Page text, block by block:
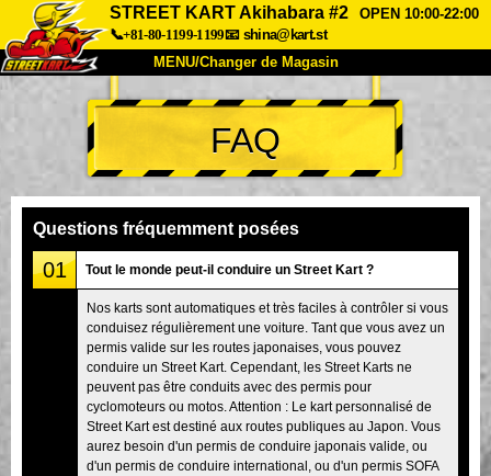
STREET KART Akihabara #2
OPEN 10:00-22:00
📞+81-80-1199-1199📧 shina@kart.st
MENU/Changer de Magasin
ACCUEIL
À Propos Caractéristiques Tarifs
Entreprise Réservation
Tokyo Shinagawa Tokyo Akihabara#1
Tokyo Akihabara#2 Tokyo Shibuya
Tokyo Shibuya Annexe Baie de Tokyo
Tokyo Asakusa Osaka
Okinawa
FAQ
Questions fréquemment posées
01 Tout le monde peut-il conduire un Street Kart ?
Nos karts sont automatiques et très faciles à contrôler si vous
conduisez régulièrement une voiture. Tant que vous avez un
permis valide sur les routes japonaises, vous pouvez
conduire un Street Kart. Cependant, les Street Karts ne
peuvent pas être conduits avec des permis pour
cyclomoteurs ou motos. Attention : Le kart personnalisé de
Street Kart est destiné aux routes publiques au Japon. Vous
aurez besoin d'un permis de conduire japonais valide, ou
d'un permis de conduire international, ou d'un permis SOFA